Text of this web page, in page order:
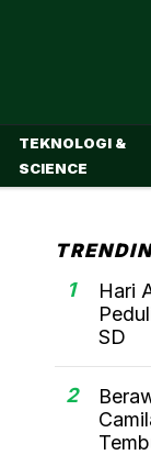
TEKNOLOGI &
SCIENCE
1
Hari
SD
2